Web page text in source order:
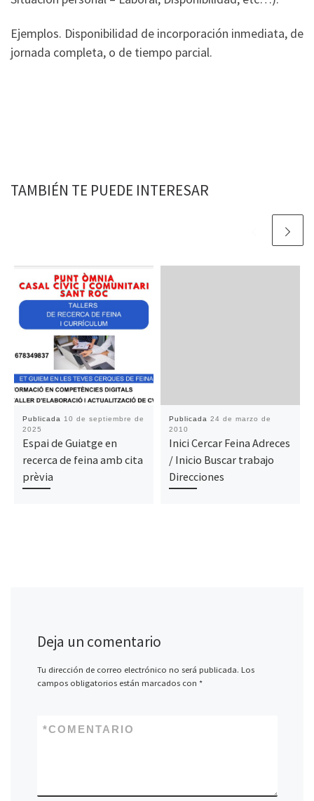
Ejemplos. Disponibilidad de incorporación inmediata, de
jornada completa, o de tiempo parcial.
TAMBIÉN TE PUEDE INTERESAR
Publicada
10 de septiembre de
2025
Espai de Guiatge en
recerca de feina amb cita
prèvia
Publicada 24 de marzo de
2010
Inici Cercar Feina Adreces
/ Inicio Buscar trabajo
Direcciones
Deja un comentario
Tu dirección de correo electrónico no será publicada. Los
campos obligatorios están marcados con *
COMENTARIO
*